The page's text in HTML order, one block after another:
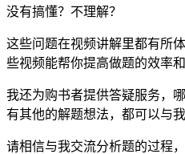
没有搞懂？不理解？
这些问题在视频讲解里都有所
些视频能帮你提高做题的效率和
我还为购书者提供答疑服务，
有其他的解题想法，都可以与我
请相信与我交流分析题的过程